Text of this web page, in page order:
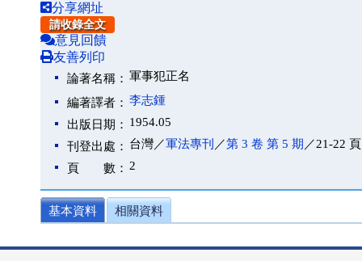
分享網址
請收錄全文
意見回饋
友善列印
論著名稱： 軍事犯正名
編著譯者： 李志鍾
出版日期： 1954.05
刊登出處： 台灣／軍法專刊 ／第 3 卷 第 5 期 ／21-22 頁
頁 數： 2
基本資料 相關資料